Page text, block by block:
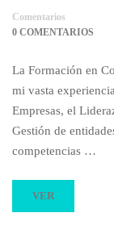
Comentarios
0 COMENTARIOS
La Formación en
mi vasta
Empresas, el
Gestión de
competencias …
VER